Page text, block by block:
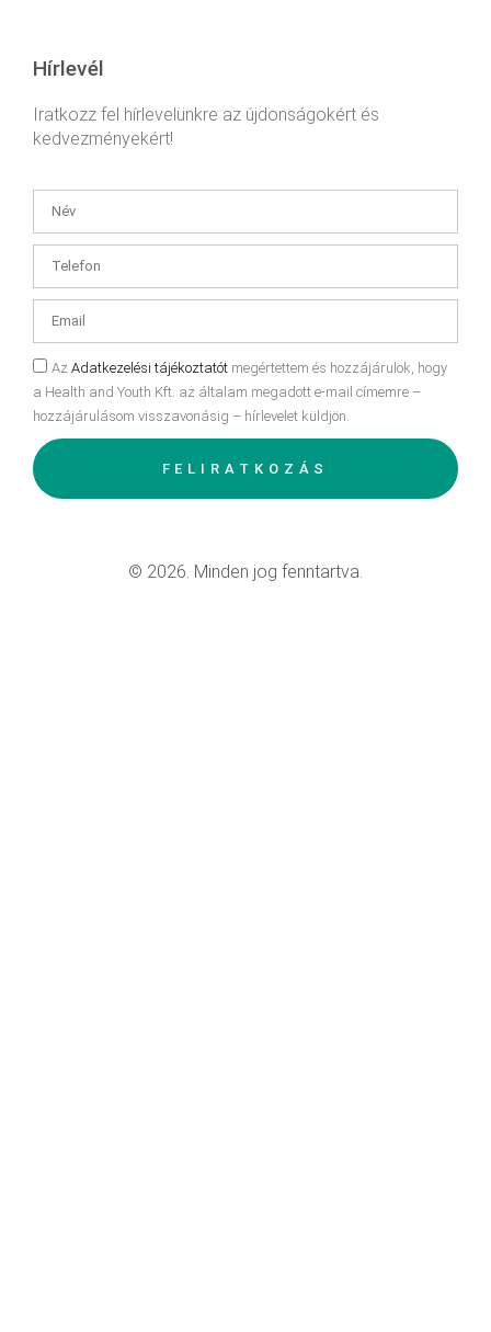
Hírlevél
Iratkozz fel hírlevelünkre az újdonságokért és
kedvezményekért!
Az Adatkezelési tájékoztatót megértettem és hozzájárulok, hogy
a Health and Youth Kft. az általam megadott e-mail címemre –
hozzájárulásom visszavonásig – hírlevelet küldjön.
FELIRATKOZÁS
© 2026. Minden jog fenntartva.